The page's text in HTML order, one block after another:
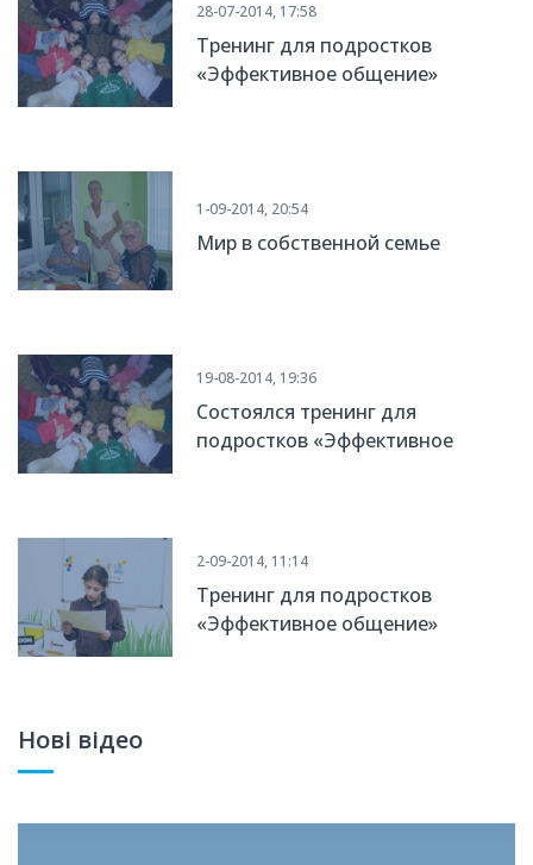
28-07-2014, 17:58
Тренинг для подростков
«Эффективное общение»
1-09-2014, 20:54
Мир в собственной семье
19-08-2014, 19:36
Состоялся тренинг для
подростков «Эффективное
2-09-2014, 11:14
Тренинг для подростков
«Эффективное общение»
Нові відео